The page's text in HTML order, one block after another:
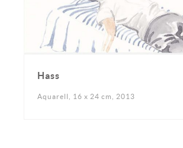
Hass
Aquarell, 16 x 24 cm, 2013